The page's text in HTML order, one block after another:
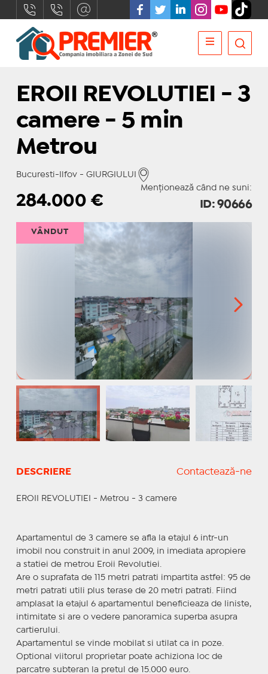
EROII REVOLUTIEI - 3
camere - 5 min
Metrou
Bucuresti-Ilfov - GIURGIULUI
Menționează când ne suni:
284.000 € ID: 90666
VÂNDUT
DESCRIERE Contactează-ne
EROII REVOLUTIEI - Metrou - 3 camere
Apartamentul de 3 camere se afla la etajul 6 intr-un
imobil nou construit in anul 2009, in imediata apropiere
a statiei de metrou Eroii Revolutiei.
Are o suprafata de 115 metri patrati impartita astfel: 95 de
metri patrati utili plus terase de 20 metri patrati. Fiind
amplasat la etajul 6 apartamentul beneficieaza de liniste,
intimitate si are o vedere panoramica superba asupra
cartierului.
Apartamentul se vinde mobilat si utilat ca in poze.
Optional viitorul proprietar poate achiziona loc de
parcatre subteran la pretul de 15.000 euro.